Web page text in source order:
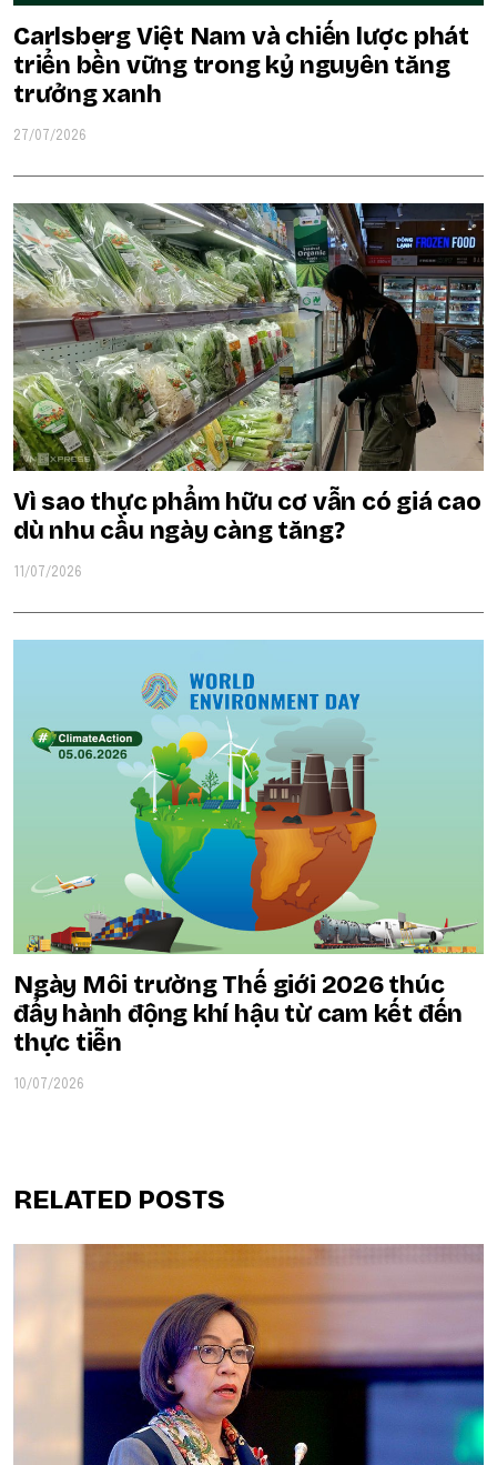
Carlsberg Việt Nam và chiến lược phát
triển bền vững trong kỷ nguyên tăng
trưởng xanh
27/07/2026
Vì sao thực phẩm hữu cơ vẫn có giá cao
dù nhu cầu ngày càng tăng?
11/07/2026
Ngày Môi trường Thế giới 2026 thúc
đẩy hành động khí hậu từ cam kết đến
thực tiễn
10/07/2026
RELATED POSTS